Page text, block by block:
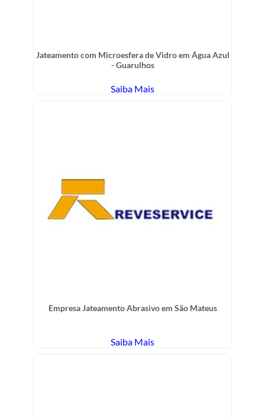
Jateamento com Microesfera de Vidro em Água Azul
- Guarulhos
Saiba Mais
Empresa Jateamento Abrasivo em São Mateus
Saiba Mais